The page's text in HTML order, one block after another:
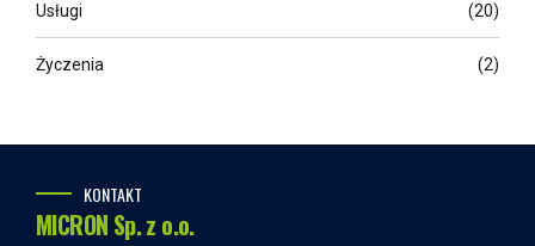
Usługi (20)
Życzenia (2)
KONTAKT
MICRON Sp. z o.o.